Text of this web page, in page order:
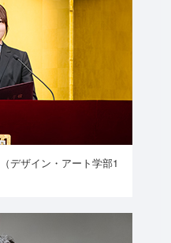
デザイン・アート学部1